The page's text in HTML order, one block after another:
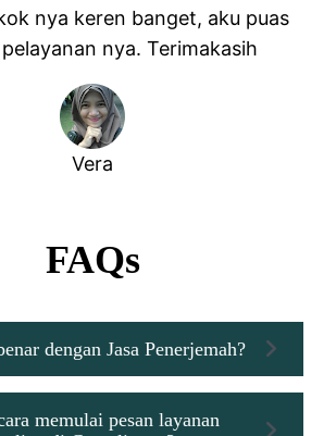
nya keren banget, aku puas
nya. Terimakasih
Vera
FAQs
dengan Jasa Penerjemah?
memulai pesan layanan